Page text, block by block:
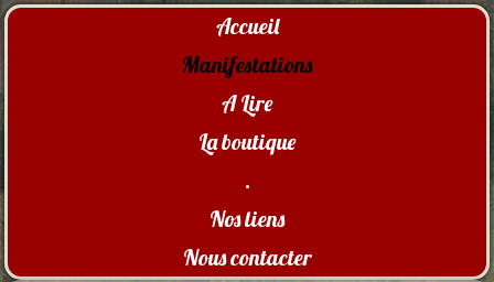
Accueil
Manifestations
A Lire
La boutique
.
Nos liens
Nous contacter